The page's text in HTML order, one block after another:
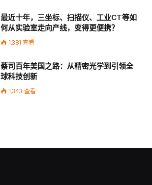
最近十年，三坐标、扫描仪、工业CT等如
何从实验室走向产线，变得更便携？
1,381 查看
蔡司百年美国之路：从精密光学到引领全
球科技创新
1,343 查看